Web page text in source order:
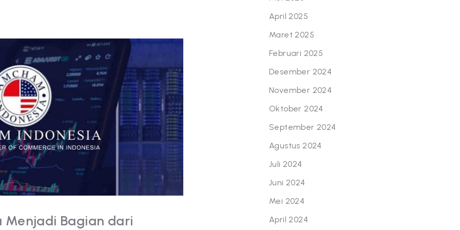
Menjadi Bagian dari
April 2025
Maret 2025
Februari 2025
Desember 2024
November 2024
Oktober 2024
September 2024
Agustus 2024
Juli 2024
Juni 2024
Mei 2024
April 2024